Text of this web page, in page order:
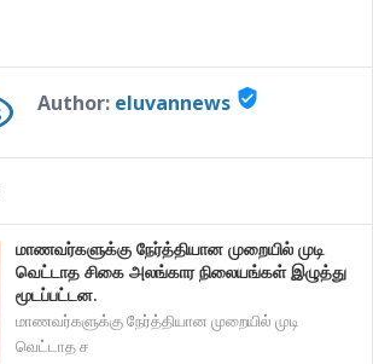
Author: eluvannews verified_user
மாணவர்களுக்கு நேர்த்தியான முறையில் முடி
வெட்டாத சிகை அலங்கார நிலையங்கள் இழுத்து
மூடப்பட்டன.
மாணவர்களுக்கு நேர்த்தியான முறையில் முடி
வெட்டாத ச